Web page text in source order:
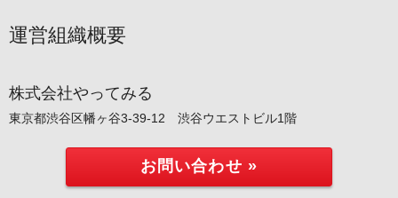
運営組織概要
株式会社やってみる
東京都渋谷区幡ヶ谷3-39-12 渋谷ウエストビル1階
お問い合わせ »